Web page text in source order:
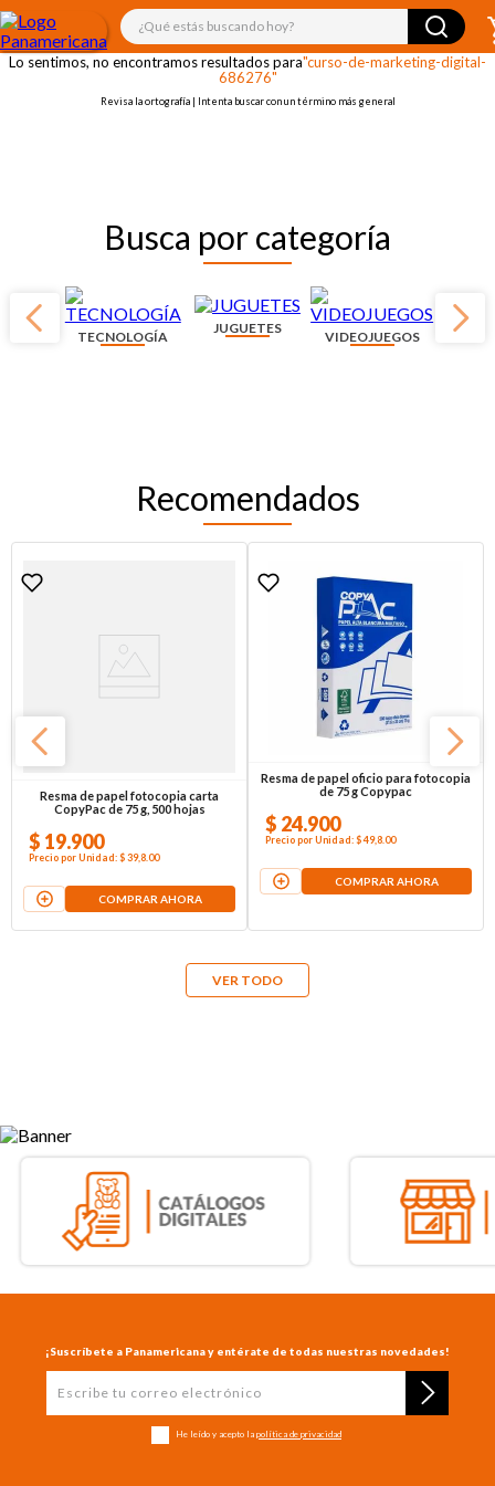
¿Qué estás buscando hoy?
¡OOPS!
Lo sentimos, no encontramos resultados para"curso-de-marketing-digital-
686276"
Revisa la ortografía | Intenta buscar con un término más general
Busca por categoría
TECNOLOGÍA
JUGUETES
VIDEOJUEGOS
Recomendados
CopyPac de 75 g, 500 hojas
900
Precio porUnidad
Resma de papel oficio para fotocopia
de 75 g Copypac
$ 24.900
Precio porUnidad:$ 49,8.00
COMPRAR AHORA
VER TODO
He leído y acepto lapolítica de privacidad